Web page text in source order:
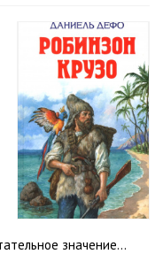
значение...